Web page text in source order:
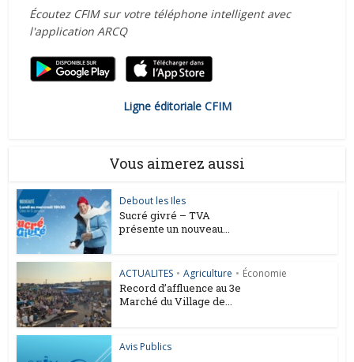
Écoutez CFIM sur votre téléphone intelligent avec
l'application ARCQ
Ligne éditoriale CFIM
Vous aimerez aussi
Debout les Iles
Sucré givré – TVA
présente un nouveau...
ACTUALITES • Agriculture • Économie
Record d’affluence au 3e
Marché du Village de...
Avis Publics